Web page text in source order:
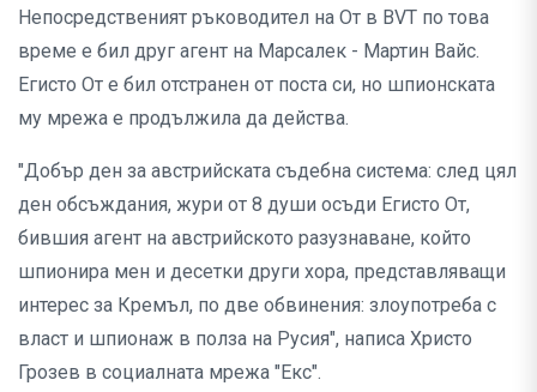
Непосредственият ръководител на От в BVT по това
време е бил друг агент на Марсалек - Мартин Вайс.
Егисто От е бил отстранен от поста си, но шпионската
му мрежа е продължила да действа.
"Добър ден за австрийската съдебна система: след цял
ден обсъждания, жури от 8 души осъди Егисто От,
бившия агент на австрийското разузнаване, който
шпионира мен и десетки други хора, представляващи
интерес за Кремъл, по две обвинения: злоупотреба с
власт и шпионаж в полза на Русия", написа Христо
Грозев в социалната мрежа "Екс".